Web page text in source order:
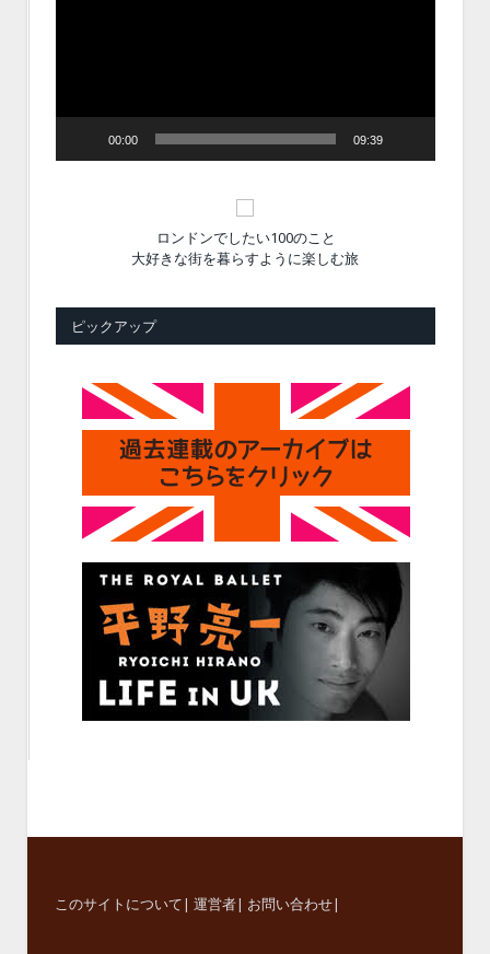
00:00 09:39
ロンドンでしたい100のこと
大好きな街を暮らすように楽しむ旅
ピックアップ
このサイトについて| 運営者| お問い合わせ|